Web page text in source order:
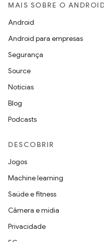
MAIS SOBRE O
Android
Android para empresas
Segurança
Source
Notícias
Blog
Podcasts
DESCOBRIR
Jogos
Machine learning
Saúde e fitness
Câmera e mídia
Privacidade